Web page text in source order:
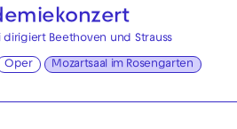
dirigiert Beethoven und Strauss
Oper
Mozartsaal im Rosengarten